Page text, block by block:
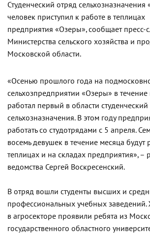
Студенческий отряд сельхозназначения
человек приступил к работе в теплицах
предприятия «Озеры», сообщает пресс-
Министерства сельского хозяйства и
Московской области.
«Осенью прошлого года на
сельхозпредприятии «Озеры» в
работал первый в области студенческий
сельхозназначения. В этом году
работать со студотрядами с 5 апреля.
восемь девушек в течение месяца будут
теплицах и на складах предприятия», –
ведомства Сергей Воскресенский.
В отряд вошли студенты высших и
профессиональных учебных заведений.
в агросекторе проявили ребята из
государственного областного